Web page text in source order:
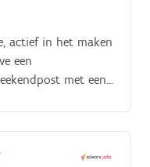
actief in het maken
een
met een
het curatief en
van storingen die